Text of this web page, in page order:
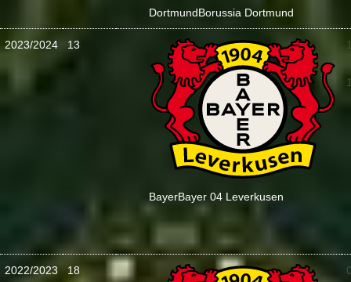
DortmundBorussia Dortmund
2023/2024 13
BayerBayer 04 Leverkusen
2022/2023 18